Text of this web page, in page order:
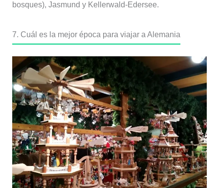
bosques), Jasmund y Kellerwald-Edersee.
7. Cuál es la mejor época para viajar a Alemania